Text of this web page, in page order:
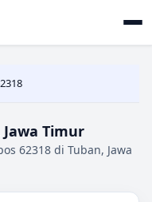
Jawa Timur
62318 di Tuban, Jawa